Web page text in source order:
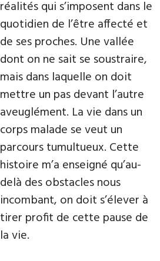
réalités qui s’imposent dans le
quotidien de l’être affecté et
de ses proches. Une vallée
dont on ne sait se soustraire,
mais dans laquelle on doit
mettre un pas devant l’autre
aveuglément. La vie dans un
corps malade se veut un
parcours tumultueux. Cette
histoire m’a enseigné qu’au-
delà des obstacles nous
incombant, on doit s’élever à
tirer profit de cette pause de
la vie.